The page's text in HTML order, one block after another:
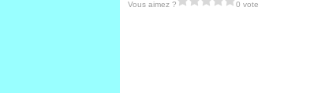
Vous aimez ? 0 vote